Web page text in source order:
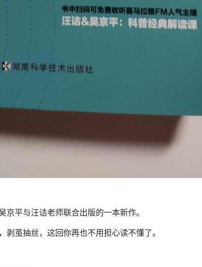
平与汪诘老师联合出版的一本新作。
茧抽丝，这回你再也不用担心读不懂了。